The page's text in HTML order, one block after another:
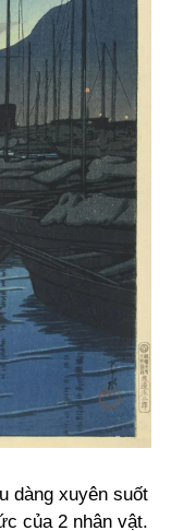
dàng xuyên suốt
của 2 nhân vật.